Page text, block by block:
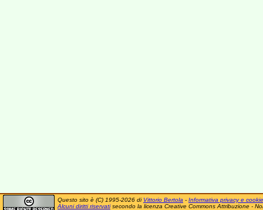
Questo sito è (C) 1995-2026 di Vittorio Bertola - Informativa privacy e cookie
Alcuni diritti riservatisecondo la licenza Creative Commons Attribuzione -